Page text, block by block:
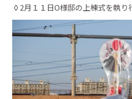
◊2月１１日O様邸の上棟式を執り